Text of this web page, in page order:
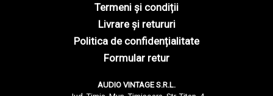
Termeni și condiții
Livrare și retururi
Politica de confidențialitate
Formular retur
AUDIO VINTAGE S.R.L.